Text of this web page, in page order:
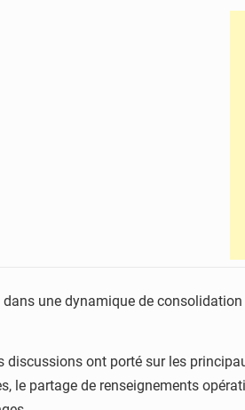
dans une dynamique de
discussions ont porté sur les
le partage de renseignements